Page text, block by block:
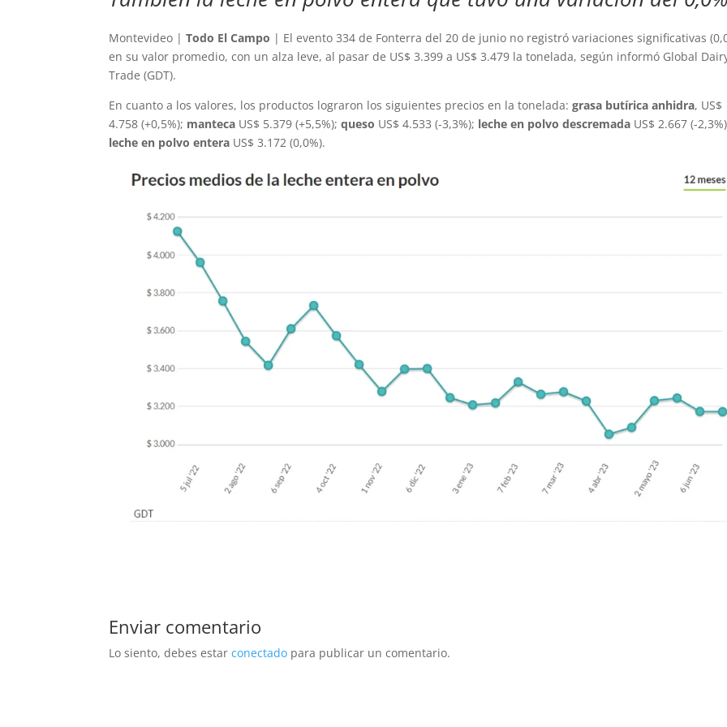
Montevideo |Todo El Campo | El evento 334 de Fonterra del 20 de junio no registró variaciones significativas
en su valor promedio, con un alza leve, al pasar de US$ 3.399 a US$ 3.479 la tonelada, según informó Global
Trade (GDT).
En cuanto a los valores, los productos lograron los siguientes precios en la tonelada:grasa butírica anhidra, US$
4.758 (+0,5%); manteca US$ 5.379 (+5,5%);queso US$ 4.533 (-3,3%); leche en polvo descremada US$ 2.667 (-
leche en polvo entera US$ 3.172 (0,0%).
Enviar comentario
Lo siento, debes estarconectado para publicar un comentario.